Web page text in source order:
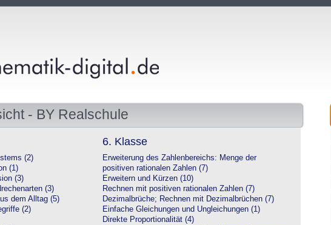
- BY Realschule
(2)
(1)
(3)
(3)
dem Alltag (5)
(2)
6. Klasse
Erweiterung des Zahlenbereichs: Menge der
positiven rationalen Zahlen (7)
Erweitern und Kürzen (10)
Rechnen mit positiven rationalen Zahlen (7)
Dezimalbrüche; Rechnen mit Dezimalbrüchen (7)
Einfache Gleichungen und Ungleichungen (1)
Direkte Proportionalität (4)